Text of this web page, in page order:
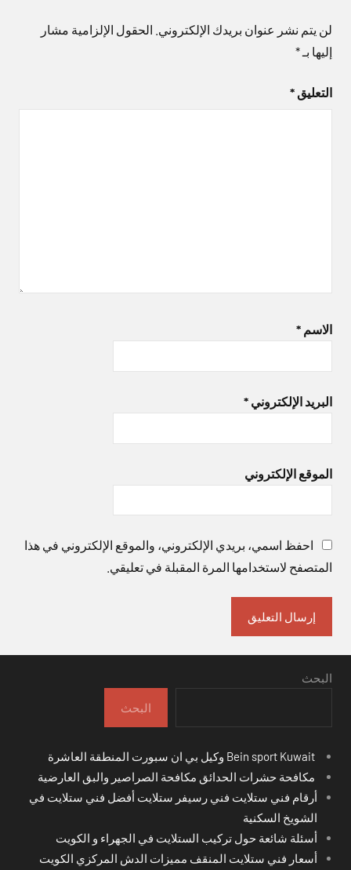
لن يتم نشر عنوان بريدك الإلكتروني. الحقول الإلزامية مشار
إليها بـ*
التعليق *
الاسم *
البريد الإلكتروني *
الموقع الإلكتروني
احفظ اسمي، بريدي الإلكتروني، والموقع الإلكتروني في هذا
المتصفح لاستخدامها المرة المقبلة في تعليقي.
البحث
البحث
مكافحة حشرات الحدائق مكافحة الصراصير والبق العارضية
أرقام فني ستلايت فني رسيفر ستلايت أفضل فني ستلايت في
الشويخ السكنية
أسئلة شائعة حول تركيب الستلايت في الجهراء و الكويت
أسعار فني ستلايت المنقف مميزات الدش المركزي الكويت